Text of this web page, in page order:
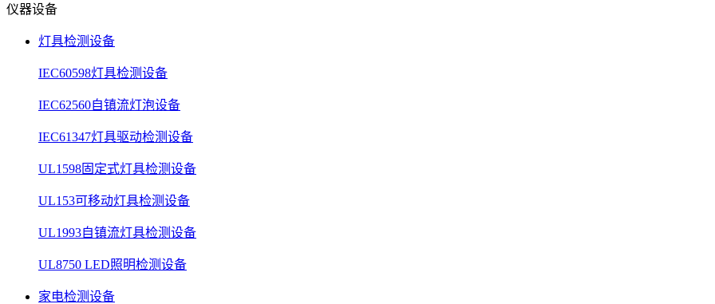
仪器设备
灯具检测设备
IEC60598灯具检测设备
IEC62560自镇流灯泡设备
IEC61347灯具驱动检测设备
UL1598固定式灯具检测设备
UL153可移动灯具检测设备
UL1993自镇流灯具检测设备
UL8750 LED照明检测设备
家电检测设备